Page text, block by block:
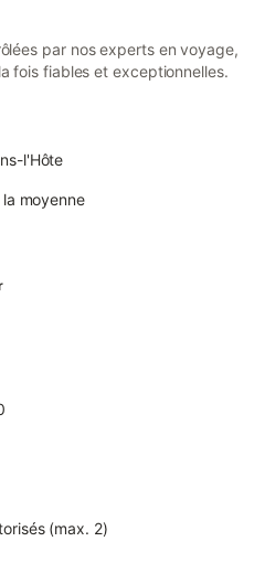
par nos experts en voyage,
fois fiables et exceptionnelles.
l'Hôte
moyenne
(max. 2)